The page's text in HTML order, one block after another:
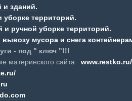
и зданий.
уборке территорий.
и ручной уборке территорий.
вывозу мусора и снега
- под " ключ "!!!
материнского сайта